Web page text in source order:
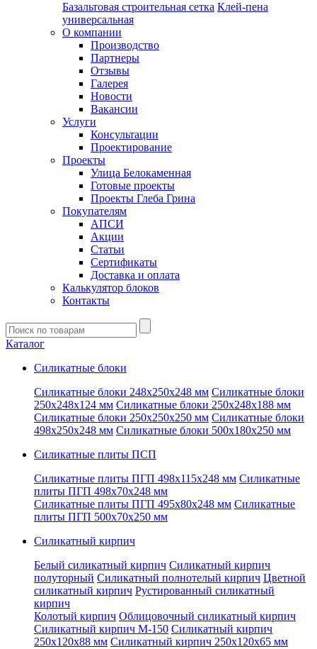
Базальтовая строительная сетка Клей-пена
универсальная
О компании
Производство
Партнеры
Отзывы
Галерея
Новости
Вакансии
Услуги
Консультации
Проектирование
Проекты
Улица Белокаменная
Готовые проекты
Проекты Глеба Грина
Покупателям
АПСИ
Акции
Статьи
Сертификаты
Доставка и оплата
Калькулятор блоков
Контакты
Введите
запрос
Каталог
Силикатные блоки
Силикатные блоки 248x250x248 мм Силикатные блоки
250x248x124 мм Силикатные блоки 250x248x188 мм
Силикатные блоки 250x250x250 мм Силикатные блоки
498x250x248 мм Силикатные блоки 500x180x250 мм
Силикатные плиты ПСП
Силикатные плиты ПГП 498x115x248 мм Силикатные
плиты ПГП 498x70x248 мм
Силикатные плиты ПГП 495x80x248 мм Силикатные
плиты ПГП 500x70x250 мм
Силикатный кирпич
Белый силикатный кирпич Силикатный кирпич
полуторный Силикатный полнотелый кирпич Цветной
силикатный кирпич Рустированный силикатный
кирпич
Колотый кирпич Облицовочный силикатный кирпич
Силикатный кирпич М-150 Силикатный кирпич
250x120x88 мм Силикатный кирпич 250x120x65 мм